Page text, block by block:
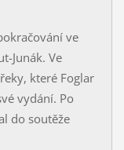
ve
Junák. Ve
které Foglar
vydání. Po
do soutěže